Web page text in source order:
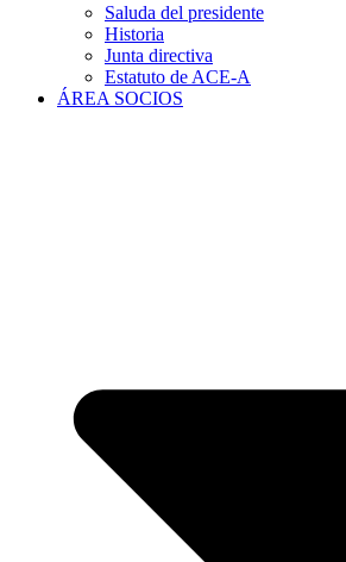
Saluda del presidente
Historia
Junta directiva
Estatuto de ACE-A
ÁREA SOCIOS